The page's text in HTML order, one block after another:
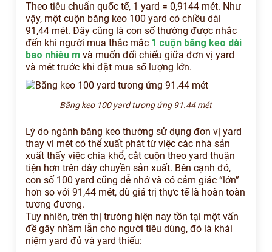
Theo tiêu chuẩn quốc tế, 1 yard = 0,9144 mét. Như
vậy, một cuộn băng keo 100 yard có chiều dài
91,44 mét. Đây cũng là con số thường được nhắc
đến khi người mua thắc mắc 1 cuộn băng keo dài
bao nhiêu mvà muốn đối chiếu giữa đơn vị yard
và mét trước khi đặt mua số lượng lớn.
Băng keo 100 yard tương ứng 91.44 mét
Lý do ngành băng keo thường sử dụng đơn vị yard
thay vì mét có thể xuất phát từ việc các nhà sản
xuất thấy việc chia khổ, cắt cuộn theo yard thuận
tiện hơn trên dây chuyền sản xuất. Bên cạnh đó,
con số 100 yard cũng dễ nhớ và có cảm giác “lớn”
hơn so với 91,44 mét, dù giá trị thực tế là hoàn toàn
tương đương.
Tuy nhiên, trên thị trường hiện nay tồn tại một vấn
đề gây nhầm lẫn cho người tiêu dùng, đó là khái
niệm yard đủ và yard thiếu: